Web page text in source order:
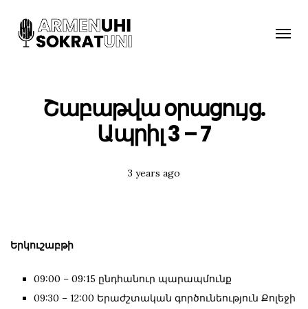
Toggle
Շաբաթվա օրացույց.
Ապրիլ 3 – 7
Posted
3 years ago
Երկուշաբթի
09:00 – 09:15 ընդհանուր պարապմունք
09:30 – 12:00 Երաժշտական գործունեություն Քոլեջի